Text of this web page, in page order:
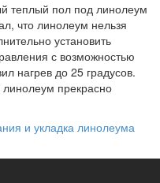
теплый пол под линолеум
что линолеум нельзя
установить
с возможностью
нагрев до 25 градусов.
прекрасно
и укладка линолеума